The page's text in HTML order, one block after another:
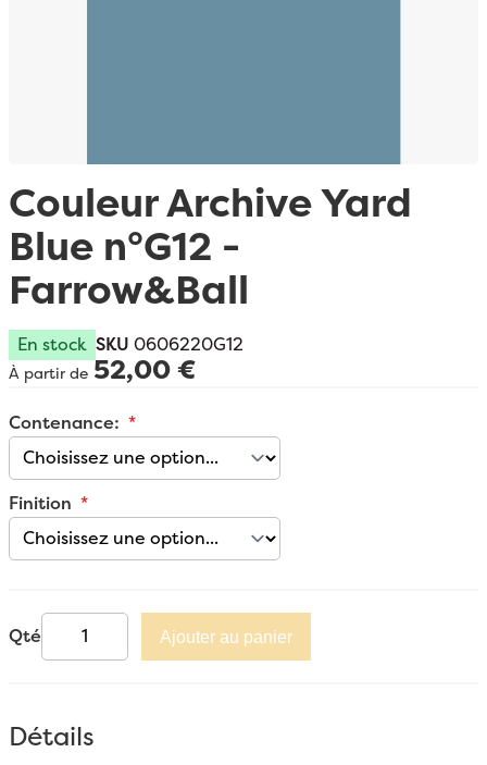
Couleur Archive Yard
Blue n°G12 -
Farrow&Ball
En stock SKU 0606220G12
À partir de 52,00 €
Contenance:
Finition
Qté Ajouter au panier
Détails